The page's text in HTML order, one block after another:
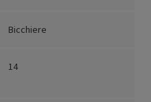
Bicchiere
14